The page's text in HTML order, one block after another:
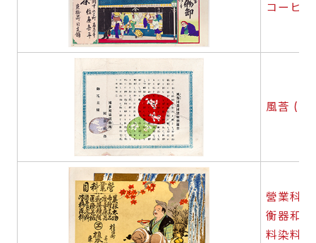
コーヒ
風莟 (う
營業科
衡器和
料染料